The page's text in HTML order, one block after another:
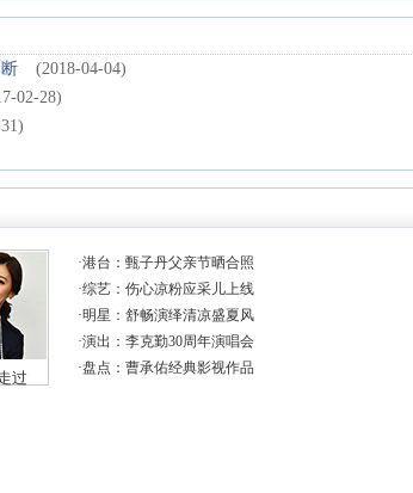
(2018-04-04)
02-28)